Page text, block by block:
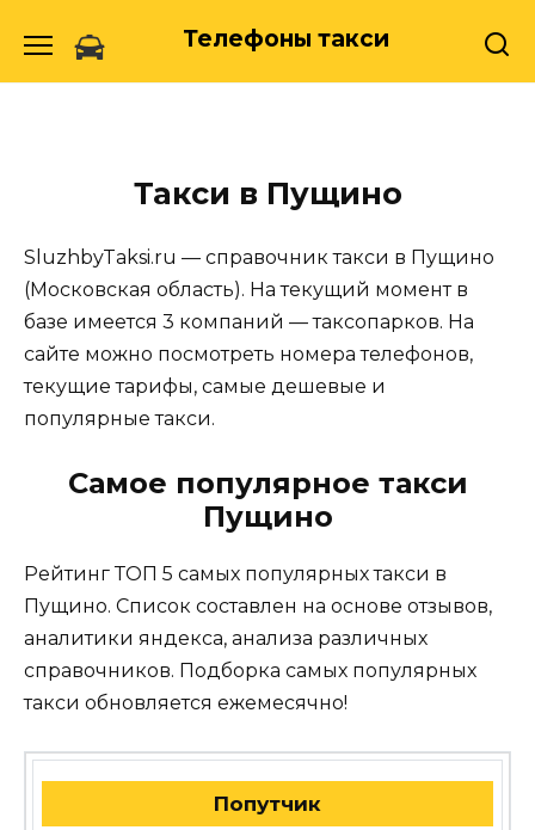
Телефоны такси
Такси в Пущино
SluzhbyTaksi.ru — справочник такси в Пущино
(Московская область). На текущий момент в
базе имеется 3 компаний — таксопарков. На
сайте можно посмотреть номера телефонов,
текущие тарифы, самые дешевые и
популярные такси.
Самое популярное такси
Пущино
Рейтинг ТОП 5 самых популярных такси в
Пущино. Список составлен на основе отзывов,
аналитики яндекса, анализа различных
справочников. Подборка самых популярных
такси обновляется ежемесячно!
Попутчик